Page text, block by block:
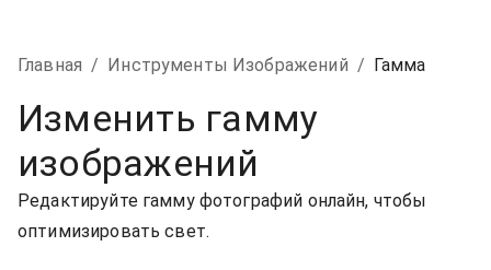
Главная / Инструменты Изображений / Гамма
Изменить гамму
изображений
Редактируйте гамму фотографий онлайн, чтобы
оптимизировать свет.